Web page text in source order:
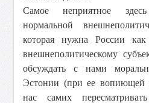
Самое неприятное
нормальной
которая нужна России как
внешнеполитическому
обсуждать с нами
Эстонии (при ее вопиющей
нас самих